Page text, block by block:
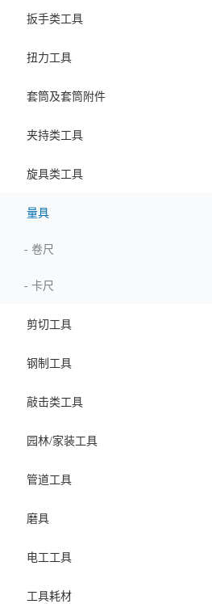
扳手类工具
扭力工具
套筒及套筒附件
夹持类工具
旋具类工具
量具
- 卷尺
- 卡尺
剪切工具
钢制工具
敲击类工具
园林/家装工具
管道工具
磨具
电工工具
工具耗材